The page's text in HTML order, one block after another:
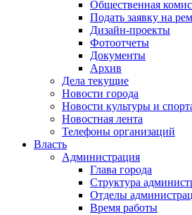
Общественная
Подать заявку на
Дизайн-проекты
Фотоотчеты
Документы
Архив
Дела текущие
Новости города
Новости культуры и
Новостная лента
Телефоны организаций
Власть
Администрация
Глава города
Структура
Отделы
Время работы